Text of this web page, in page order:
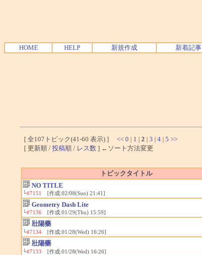
HOME HELP 新規作成 新着記事
[ 全107トピック(41-60 表示) ] << 0 | 1 | 2 | 3 | 4 | 5 >>
[ 更新順 / 投稿順 / レス数 ] ←ソート方法変更
トピックタイトル
NO TITLE
└#7151 [作成:02/08(Sun) 21:41]
Geometry Dash Lite
└#7136[作成:01/29(Thu) 15:59]
壯陽藥
└#7134[作成:01/28(Wed) 16:26]
壯陽藥
└#7133 [作成:01/28(Wed) 16:26]